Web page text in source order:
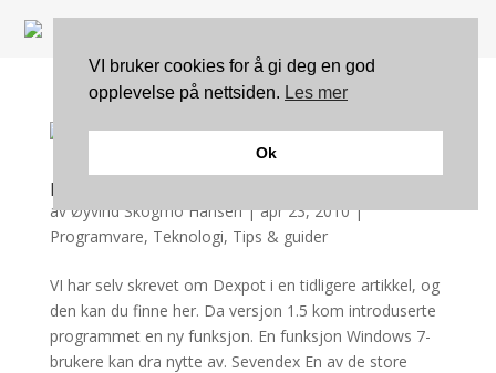
Dexpot enda bedre i Windows 7
avØyvind Skogmo Hansen|apr 23, 2010|
Programvare, Teknologi, Tips & guider
VI har selv skrevet om Dexpot i en tidligere artikkel, og
den kan du finne her. Da versjon 1.5 kom introduserte
programmet en ny funksjon. En funksjon Windows 7-
brukere kan dra nytte av. Sevendex En av de store
VI bruker cookies for å gi deg en god
opplevelse på nettsiden. Les mer
Ok